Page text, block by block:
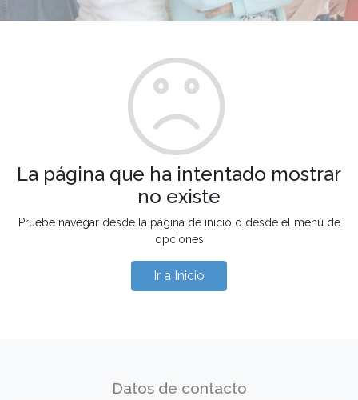
La página que ha intentado mostrar
no existe
Pruebe navegar desde la página de inicio o desde el menú de
opciones
Ir a Inicio
Datos de contacto